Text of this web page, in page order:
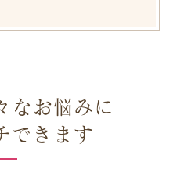
なお悩みに
できます